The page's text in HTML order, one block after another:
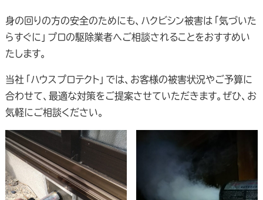
身の回りの方の安全のためにも、ハクビシン被害は「気づいた
らすぐに」プロの駆除業者へご相談されることをおすすめい
たします。
当社「ハウスプロテクト」では、お客様の被害状況やご予算に
合わせて、最適な対策をご提案させていただきます。ぜひ、お
気軽にご相談ください。